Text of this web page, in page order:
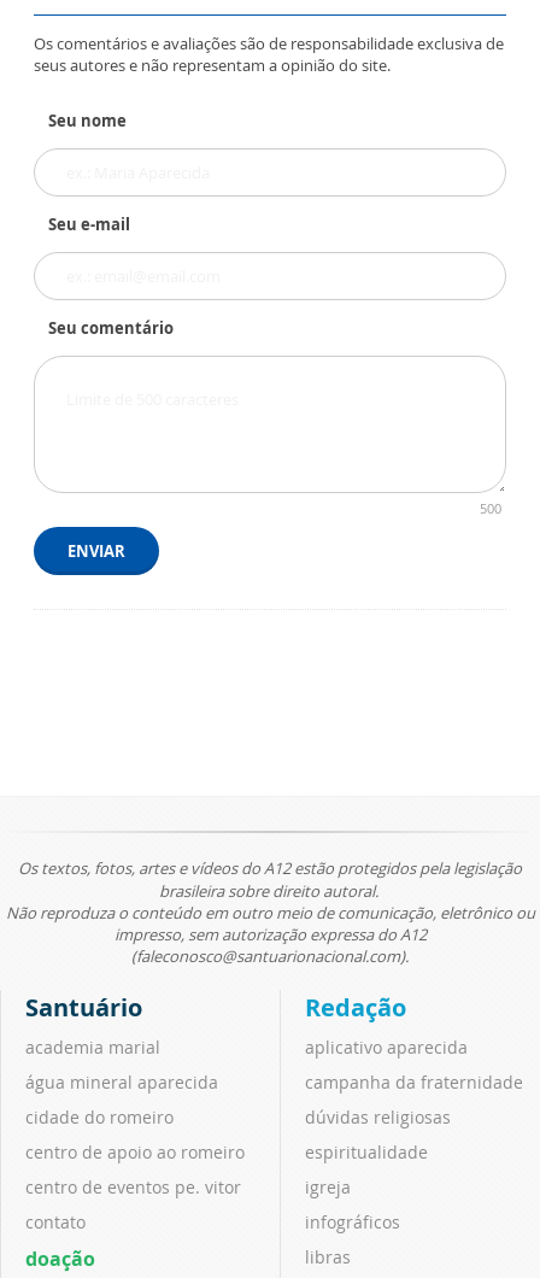
Os comentários e avaliações são de responsabilidade exclusiva de
seus autores e não representam a opinião do site.
Seu nome
Seu e-mail
Seu comentário
500
ENVIAR
Os textos, fotos, artes e vídeos do A12 estão protegidos pela legislação
brasileira sobre direito autoral.
Não reproduza o conteúdo em outro meio de comunicação, eletrônico ou
impresso, sem autorização expressa do A12
(faleconosco@santuarionacional.com).
Santuário
academia marial
água mineral aparecida
cidade do romeiro
centro de apoio ao romeiro
centro de eventos pe. vitor
contato
doação
Redação
aplicativo aparecida
campanha da fraternidade
dúvidas religiosas
espiritualidade
igreja
infográficos
libras